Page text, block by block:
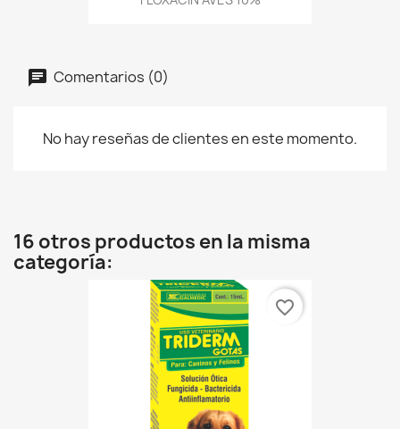
Comentarios (0)
No hay reseñas de clientes en este momento.
16 otros productos en la misma
categoría:
favorite_border